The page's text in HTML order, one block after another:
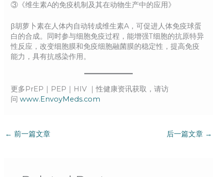
③《维生素A的免疫机制及其在动物生产中的应用》
β胡萝卜素在人体内自动转成维生素A，可促进人体免疫球蛋
白的合成。同时参与细胞免疫过程，能增强T细胞的抗原特异
性反应，改变细胞膜和免疫细胞融菌膜的稳定性，提高免疫
能力，具有抗感染作用。
更多PrEP｜PEP｜HIV ｜性健康资讯获取，请访
问www.EnvoyMeds.com
← 前一篇文章 后一篇文章 →